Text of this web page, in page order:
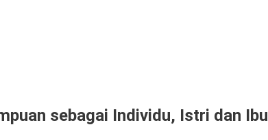
sebagai Individu, Istri dan Ibu